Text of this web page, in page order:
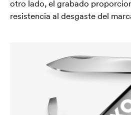
otro lado, el grabado
resistencia al desgaste del